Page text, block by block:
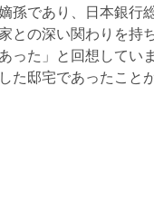
孫であり、日本銀行
との深い関わりを持
った」と回想してい
邸宅であったこと